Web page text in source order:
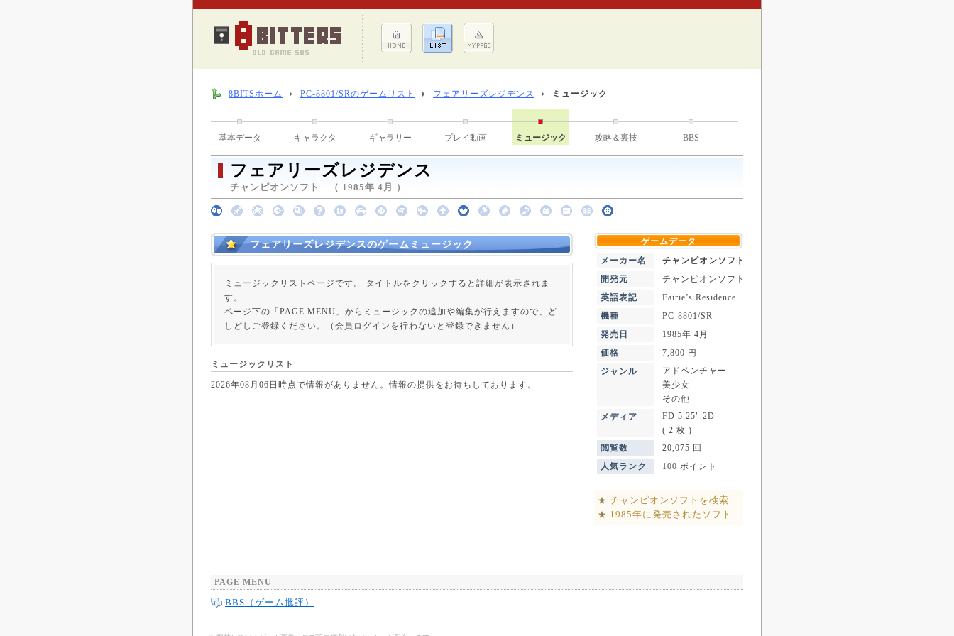
8BITSホーム PC-8801/SRのゲームリスト フェアリーズレジデンス ミュージック
基本データ キャラクタ ギャラリー プレイ動画 ミュージック 攻略＆裏技 BBS
フェアリーズレジデンス
チャンピオンソフト （ 1985年 4月 ）
フェアリーズレジデンスのゲームミュージック
ミュージックリストページです。 タイトルをクリックすると詳細が表示されま
す。
ページ下の「PAGE MENU」からミュージックの追加や編集が行えますので、ど
しどしご登録ください。（会員ログインを行わないと登録できません）
ミュージックリスト
2026年08月06日時点で情報がありません。情報の提供をお待ちしております。
ゲームデータ
メーカー名
チャンピオンソフト
開発元
チャンピオンソフト
英語表記
Fairie’s Residence
機種
PC-8801/SR
発売日
1985年 4月
価格
7,800 円
ジャンル
アドベンチャー
美少女
その他
メディア
FD 5.25" 2D
( 2 枚 )
閲覧数
20,075 回
人気ランク
100 ポイント
★ チャンピオンソフトを検索
★ 1985年に発売されたソフト
PAGE MENU
BBS（ゲーム批評）